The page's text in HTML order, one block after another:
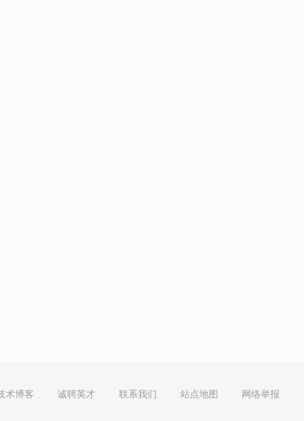
术博客 诚聘英才 联系我们 站点地图 网络举报